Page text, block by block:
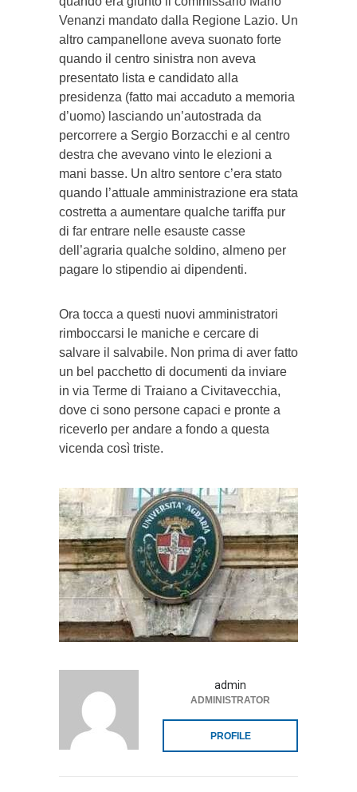
Venanzi mandato dalla Regione Lazio. Un
altro campanellone aveva suonato forte
quando il centro sinistra non aveva
presentato lista e candidato alla
presidenza (fatto mai accaduto a memoria
d’uomo) lasciando un’autostrada da
percorrere a Sergio Borzacchi e al centro
destra che avevano vinto le elezioni a
mani basse. Un altro sentore c’era stato
quando l’attuale amministrazione era stata
costretta a aumentare qualche tariffa pur
di far entrare nelle esauste casse
dell’agraria qualche soldino, almeno per
pagare lo stipendio ai dipendenti.
Ora tocca a questi nuovi amministratori
rimboccarsi le maniche e cercare di
salvare il salvabile. Non prima di aver fatto
un bel pacchetto di documenti da inviare
in via Terme di Traiano a Civitavecchia,
dove ci sono persone capaci e pronte a
riceverlo per andare a fondo a questa
vicenda così triste.
admin
ADMINISTRATOR
PROFILE